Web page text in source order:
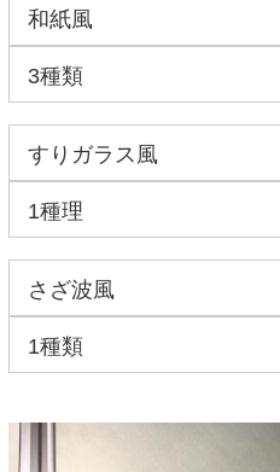
和紙風
3種類
すりガラス風
1種理
さざ波風
1種類